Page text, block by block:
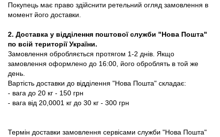
Покупець має право здійснити ретельний огляд замовлення в
момент його доставки.
2. Доставка у відділення поштової служби "Нова Пошта"
по всій території України.
Замовлення обробляється протягом 1-2 днів. Якщо
замовлення оформлено до 16:00, його оброблять в той же
день.
Вартість доставки до відділення "Нова Пошта" складає:
- вага до 20 кг - 150 грн
- вага від 20,0001 кг до 30 кг - 300 грн
Термін доставки замовлення сервісами служби "Нова Пошта"